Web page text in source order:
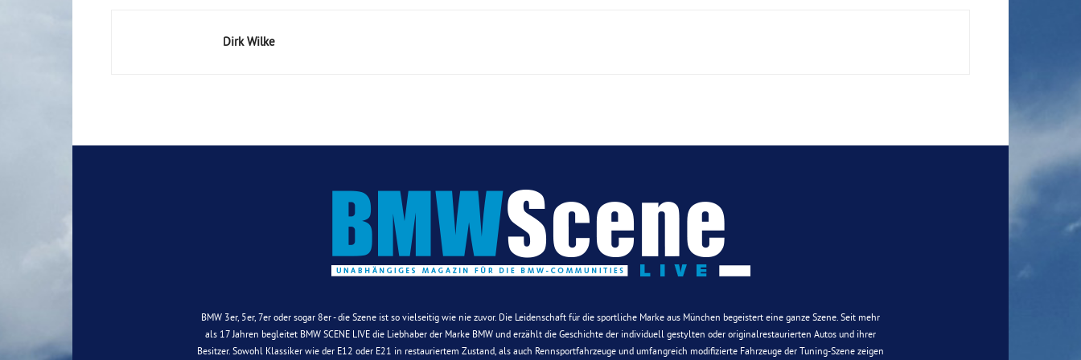
Dirk Wilke
BMW 3er, 5er, 7er oder sogar 8er - die Szene ist so vielseitig wie nie zuvor. Die Leidenschaft für die sportliche Marke aus München begeistert eine ganze Szene. Seit mehr
als 17 Jahren begleitet BMW SCENE LIVE die Liebhaber der Marke BMW und erzählt die Geschichte der individuell gestylten oder originalrestaurierten Autos und ihrer
Besitzer. Sowohl Klassiker wie der E12 oder E21 in restauriertem Zustand, als auch Rennsportfahrzeuge und umfangreich modifizierte Fahrzeuge der Tuning-Szene zeigen